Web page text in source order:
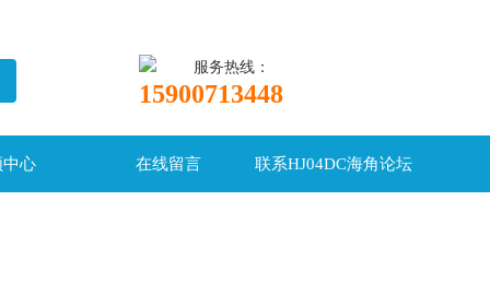
服务热线：
15900713448
心 在线留言 联系HJ04DC海角论坛